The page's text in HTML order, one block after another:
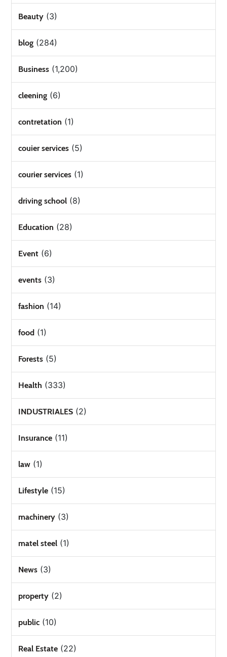
Beauty (3)
blog (284)
Business (1,200)
cleening (6)
contretation (1)
couier services (5)
courier services (1)
driving school (8)
Education (28)
Event (6)
events (3)
fashion (14)
food (1)
Forests (5)
Health (333)
INDUSTRIALES (2)
Insurance (11)
law (1)
Lifestyle (15)
machinery (3)
matel steel (1)
News (3)
property (2)
public (10)
Real Estate (22)